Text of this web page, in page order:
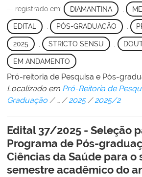
— registrado em: DIAMANTINA
EDITAL , PÓS-GRADUAÇÃO ,
2025 STRICTO SENSU
EM ANDAMENTO
Pró-reitoria de Pesquisa e Pós-
Localizado em Pró-Reitoria de
Graduação /… /2025 /2025/2
Edital 37/2025 - Seleção
Programa de Pós-
Ciências da Saúde para o
semestre acadêmico do